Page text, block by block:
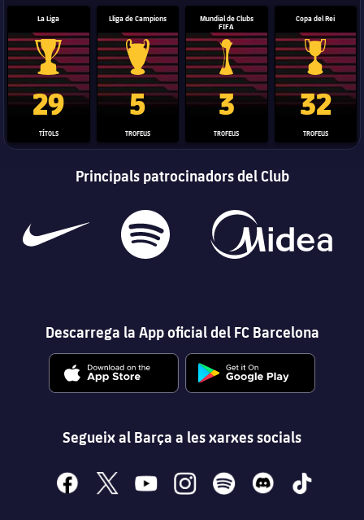
La Liga
Trofeu de la Liga
29
TÍTOLS
Lliga de Campions
Trofeu de la Lliga de Campions
5
TROFEUS
Mundial de Clubs
FIFA
Trofeu del Mundial de Clubs
3
TROFEUS
Copa del Rei
Copa del
32
TROFEUS
Principals patrocinadors del Club
Descarrega la App oficial del FC Barcelona
Segueix al Barça a les xarxes socials
facebook
x youtubeinstagramspotify discord tiktok